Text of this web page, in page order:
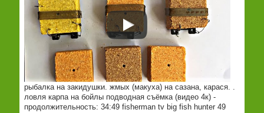
рыбалка на закидушки. жмых (макуха) на сазана, карася. .
ловля карпа на бойлы подводная съёмка (видео 4к) -
продолжительность: 34:49 fisherman tv big fish hunter 49